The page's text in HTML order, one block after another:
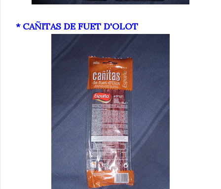
* CAÑITAS DE FUET D'OLOT